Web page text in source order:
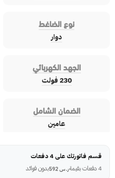
نوع الضاغط
دوار
الجهد الكهربائي
230 فولت
الضمان الشامل
عامين
قسم فاتورتك على 4 دفعات
4 دفعات بقيمة
ر.س بدون فوائد